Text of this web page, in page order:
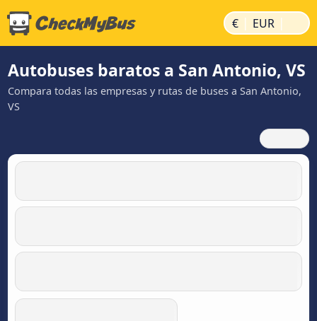
€ | EUR |
Autobuses baratos a San Antonio, VS
Compara todas las empresas y rutas de buses a San Antonio,
VS